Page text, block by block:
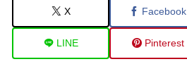
X Facebook
LINE Pinterest